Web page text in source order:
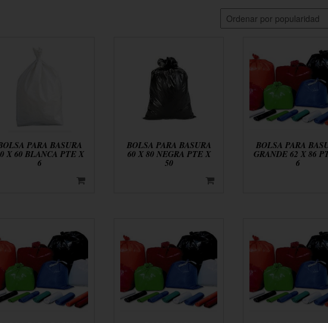
PARA BASURA
X 60 BLANCA PTE X
6
BOLSA PARA BASURA
60 X 80 NEGRA PTE X
50
BOLSA PARA
GRANDE 62 X 86
6